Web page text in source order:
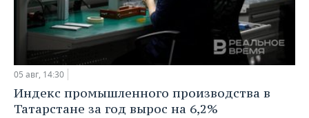
05 авг, 14:30
Индекс промышленного производства в
Татарстане за год вырос на 6,2%